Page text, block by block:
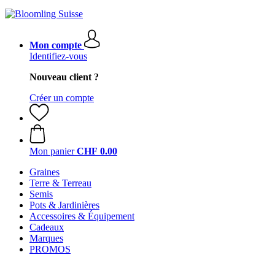
Mon compte
Identifiez-vous
Nouveau client ?
Créer un compte
Mon panier CHF 0.00
Graines
Terre & Terreau
Semis
Pots & Jardinières
Accessoires & Équipement
Cadeaux
Marques
PROMOS